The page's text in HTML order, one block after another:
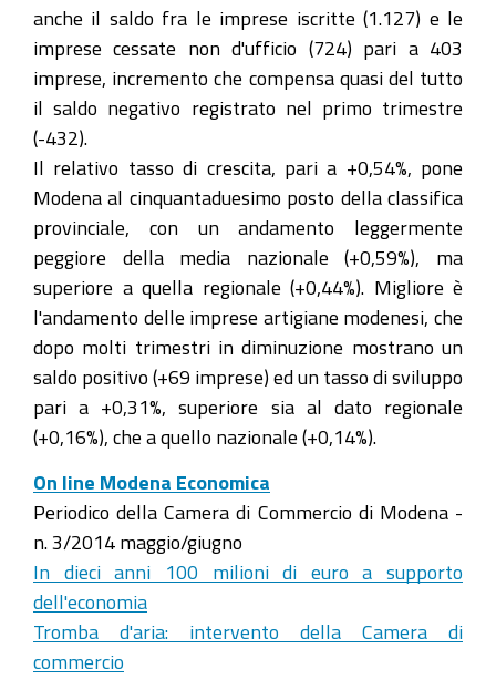
anche il saldo fra le imprese iscritte (1.127) e le
imprese cessate non d'ufficio (724) pari a 403
imprese, incremento che compensa quasi del tutto
il saldo negativo registrato nel primo trimestre
(-432).
Il relativo tasso di crescita, pari a +0,54%, pone
Modena al cinquantaduesimo posto della classifica
provinciale, con un andamento leggermente
peggiore della media nazionale (+0,59%), ma
superiore a quella regionale (+0,44%). Migliore è
l'andamento delle imprese artigiane modenesi, che
dopo molti trimestri in diminuzione mostrano un
saldo positivo (+69 imprese) ed un tasso di sviluppo
pari a +0,31%, superiore sia al dato regionale
(+0,16%), che a quello nazionale (+0,14%).
On line Modena Economica
Periodico della Camera di Commercio di Modena -
n. 3/2014 maggio/giugno
In dieci anni 100 milioni di euro a supporto
dell'economia
Tromba d'aria: intervento della Camera di
commercio